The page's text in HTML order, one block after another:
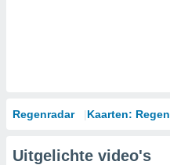
Regenradar Kaarten: Regen
Uitgelichte video's